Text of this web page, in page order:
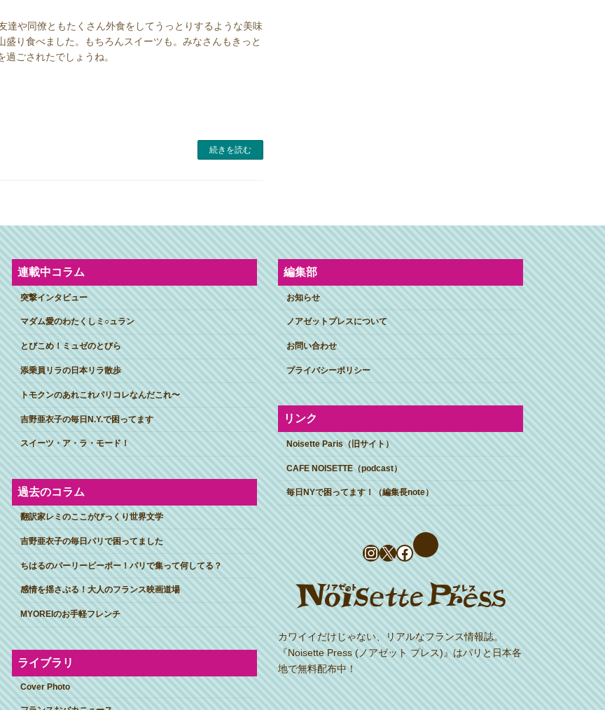
達や同僚ともたくさん外食をしてうっとりするような美味
盛り食べました。もちろんスイーツも。みなさんもきっと
過ごされたでしょうね。
続きを読む
連載中コラム
突撃インタビュー
マダム愛のわたくしミ○ュラン
とびこめ！ミュゼのとびら
添乗員リラの日本リラ散歩
トモクンのあれこれパリコレなんだこれ〜
吉野亜衣子の毎日N.Y.で困ってます
スイーツ・ア・ラ・モード！
過去のコラム
翻訳家レミのここがびっくり世界文学
吉野亜衣子の毎日パリで困ってました
ちはるのパーリーピーポー！パリで集って何してる？
感情を揺さぶる！大人のフランス映画道場
MYOREIのお手軽フレンチ
ライブラリ
Cover Photo
編集部
お知らせ
ノアゼットプレスについて
お問い合わせ
プライバシーポリシー
リンク
Noisette Paris（旧サイト）
CAFE NOISETTE（podcast）
毎日NYで困ってます！（編集長note）
Instagram
X Facebook
カワイイだけじゃない、リアルなフランス情報誌。
『Noisette Press (ノアゼット プレス)』はパリと日本各
地で無料配布中！